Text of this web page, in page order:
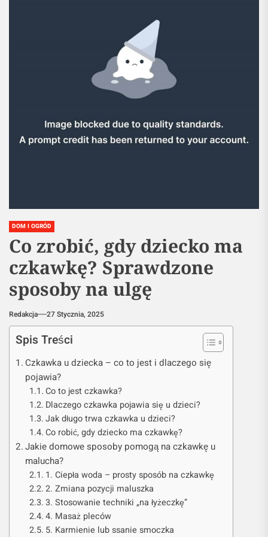
DOM I OGRÓD
Co zrobić, gdy dziecko ma
czkawkę? Sprawdzone
sposoby na ulgę
Redakcja 27 Stycznia, 2025
Spis Treści
Czkawka u dziecka – co to jest i dlaczego się
pojawia?
Co to jest czkawka?
Dlaczego czkawka pojawia się u dzieci?
Jak długo trwa czkawka u dzieci?
Co robić, gdy dziecko ma czkawkę?
Jakie domowe sposoby pomogą na czkawkę u
malucha?
1. Ciepła woda – prosty sposób na czkawkę
2. Zmiana pozycji maluszka
3. Stosowanie techniki „na łyżeczkę”
4. Masaż pleców
5. Karmienie lub ssanie smoczka